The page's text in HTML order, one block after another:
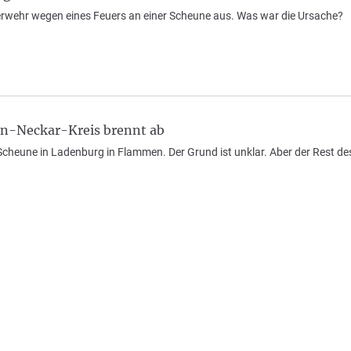
wegen eines Feuers an einer Scheune aus. Was war die Ursache?
Neckar-Kreis brennt ab
in Ladenburg in Flammen. Der Grund ist unklar. Aber der Rest